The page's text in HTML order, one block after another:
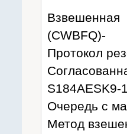
(CWBFQ)-
Протокол
S184AESK9-
Очередь с
Метод